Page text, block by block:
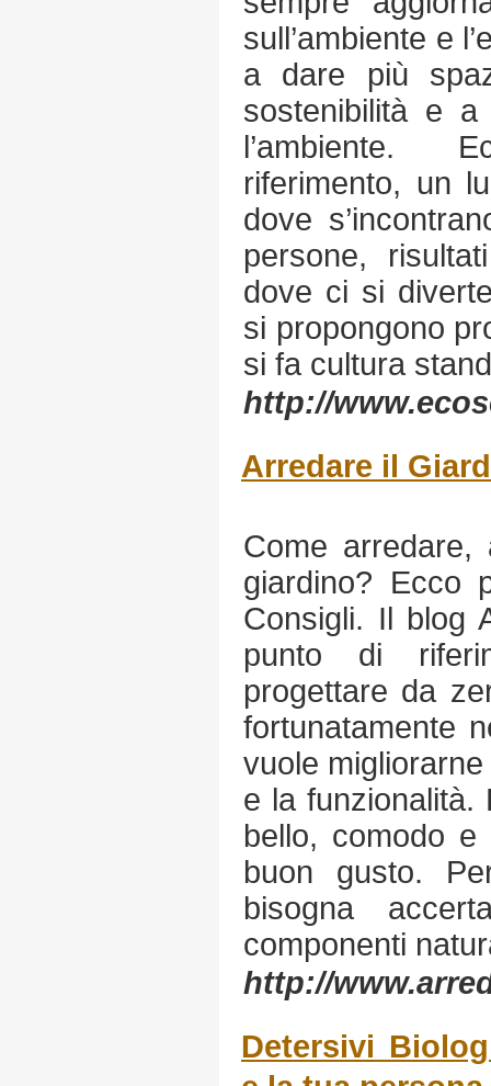
sull’ambiente e
a dare più
sostenibilità e
l’ambiente.
riferimento, un
dove
persone,
dove ci si
si propongono
si fa cultura
http://
Arredare il
Come arredare,
giardino? Ecco
Consigli. Il blog
punto di
progettare da
fortunatamente
vuole
e la funzionalità.
bello, comodo
buon gusto.
bisogna
componenti
http://
Detersivi